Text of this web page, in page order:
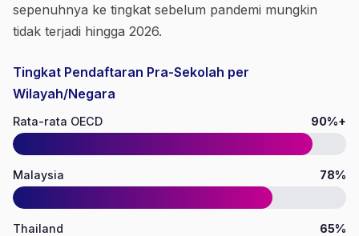
sepenuhnya ke tingkat sebelum pandemi mungkin
tidak terjadi hingga 2026.
Tingkat Pendaftaran Pra-Sekolah per
Wilayah/Negara
Rata-rata OECD 90%+
Malaysia 78%
Thailand 65%